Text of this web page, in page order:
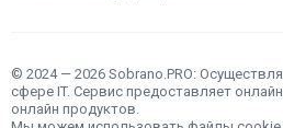
© 2024 — 2026 Sobrano.PRO:
сфере IT. Сервис предоставляет
онлайн продуктов.